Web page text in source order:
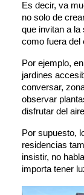
Es decir, va
no solo de
que invitan a la
como fuera del
Por ejemplo,
jardines
conversar,
observar
disfrutar del
Por supuesto,
residencias
insistir, no
importa tener